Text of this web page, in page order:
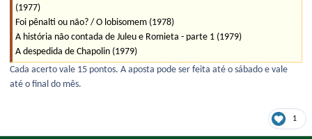
(1977)
Foi pênalti ou não? / O lobisomem (1978)
A história não contada de Juleu e Romieta - parte 1 (1979)
A despedida de Chapolin (1979)
Cada acerto vale 15 pontos. A aposta pode ser feita até o sábado e vale
até o final do mês.
1